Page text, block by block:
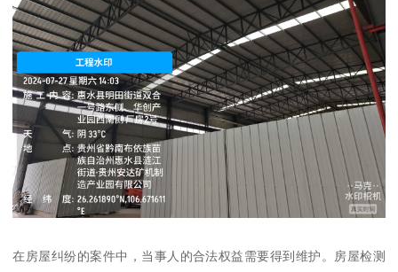
在房屋纠纷的案件中，当事人的合法权益需要得到维护。房屋检测